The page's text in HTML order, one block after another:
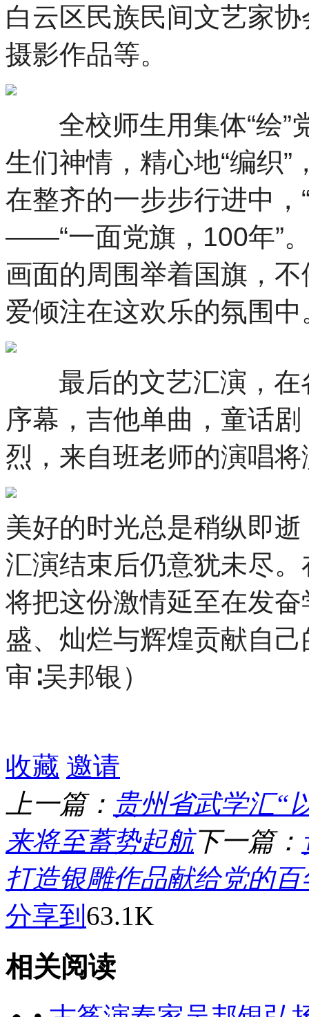
白云区民族民间文艺家
摄影作品等。
全校师生用集体“绘”
生们神情，精心地“编织
在整齐的一步步行进中，
——“一面党旗，100年”
画面的周围举着国旗，
爱倾注在这欢乐的氛围中
最后的文艺汇演，在
序幕，吉他单曲，童话
烈，来自班老师的演唱
美好的时光总是稍纵即
汇演结束后仍意犹未尽
将把这份激情延至在发
盛、灿烂与辉煌贡献自
审∶吴邦银 ）
收藏 邀请
上一篇： 贵州省武学汇“
来将至蓄势起航下一篇：
打造银雕作品献给党的
分享到 63.1K
相关阅读